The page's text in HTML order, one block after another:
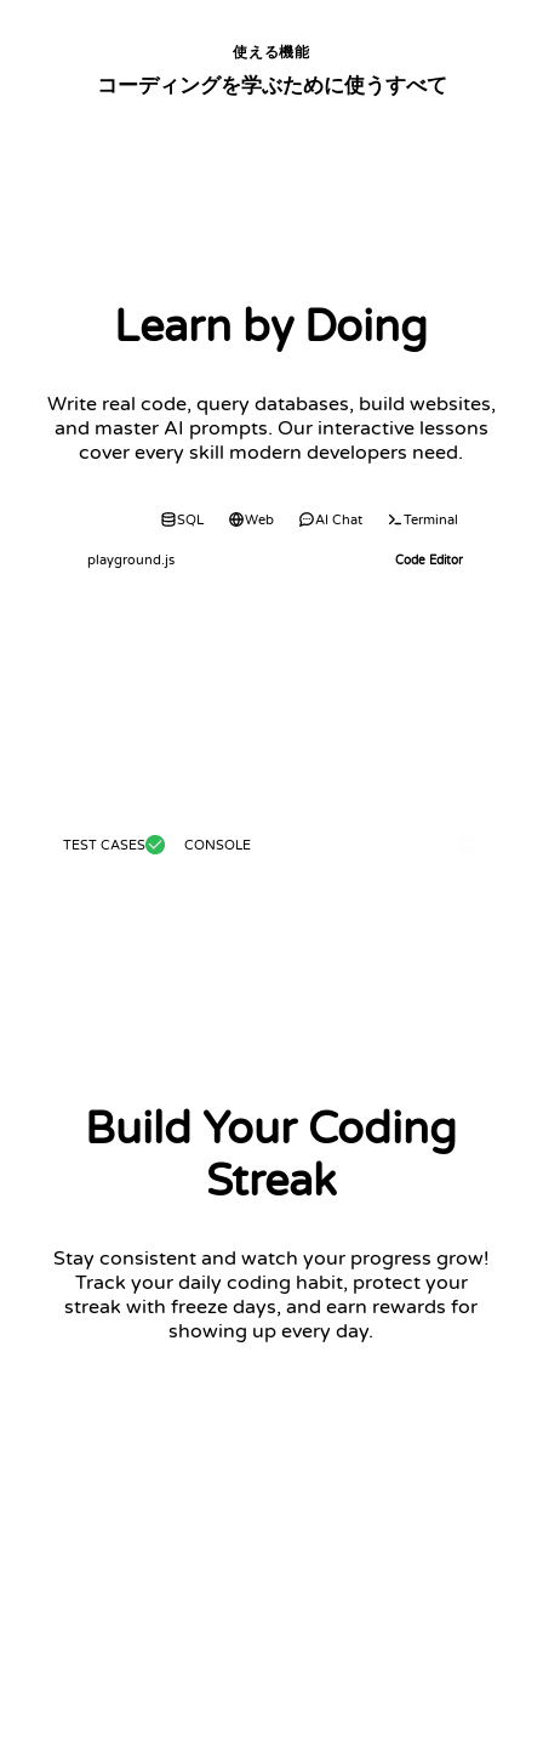
使える機能
コーディングを学ぶために使うすべて
Learn by Doing
Write real code, query databases, build websites,
and master AI prompts. Our interactive lessons
cover every skill modern developers need.
SQL Web AI Chat Terminal
playground.js Code Editor
TEST CASES CONSOLE
Build Your Coding
Streak
Stay consistent and watch your progress grow!
Track your daily coding habit, protect your
streak with freeze days, and earn rewards for
showing up every day.